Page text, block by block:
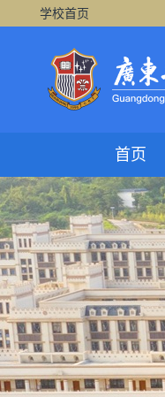
学校首页
首页